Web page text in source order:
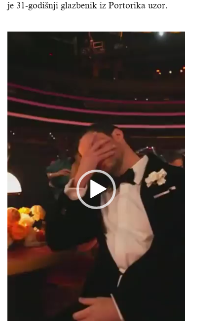
je 31-godišnji glazbenik iz Portorika uzor.